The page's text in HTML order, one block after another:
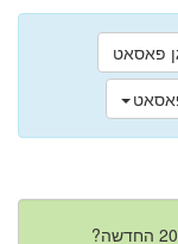
פאסאט